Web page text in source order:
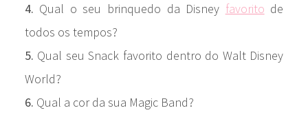
4. Qual o seu brinquedo da Disney favorito de
todos os tempos?
5. Qual seu Snack favorito dentro do Walt Disney
World?
6. Qual a cor da sua Magic Band?